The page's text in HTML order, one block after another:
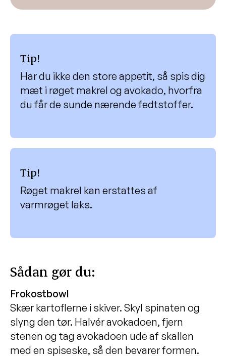
Tip!
Har du ikke den store appetit, så spis dig
mæt i røget makrel og avokado, hvorfra
du får de sunde nærende fedtstoffer.
Tip!
Røget makrel kan erstattes af
varmrøget laks.
Sådan gør du:
Frokostbowl
Skær kartoflerne i skiver. Skyl spinaten og
slyng den tør. Halvér avokadoen, fjern
stenen og tag avokadoen ude af skallen
med en spiseske, så den bevarer formen.